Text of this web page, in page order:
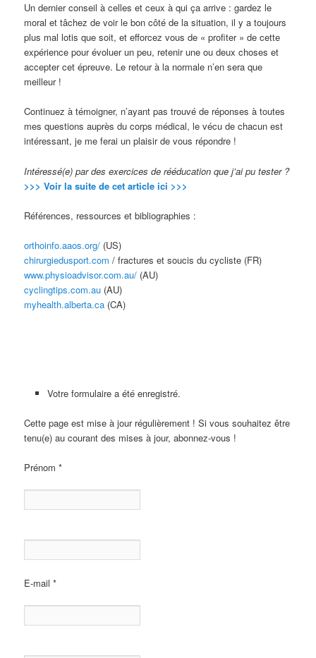
Un dernier conseil à celles et ceux à qui ça arrive : gardez le
moral et tâchez de voir le bon côté de la situation, il y a toujours
plus mal lotis que soit, et efforcez vous de « profiter » de cette
expérience pour évoluer un peu, retenir une ou deux choses et
accepter cet épreuve. Le retour à la normale n’en sera que
meilleur !
Continuez à témoigner, n’ayant pas trouvé de réponses à toutes
mes questions auprès du corps médical, le vécu de chacun est
intéressant, je me ferai un plaisir de vous répondre !
Intéressé(e) par des exercices de rééducation que j’ai pu tester ?
>>> Voir la suite de cet article ici >>>
Références, ressources et bibliographies :
orthoinfo.aaos.org/ (US)
chirurgiedusport.com / fractures et soucis du cycliste (FR)
www.physioadvisor.com.au/ (AU)
cyclingtips.com.au (AU)
myhealth.alberta.ca (CA)
Votre formulaire a été enregistré.
Cette page est mise à jour régulièrement ! Si vous souhaitez être
tenu(e) au courant des mises à jour, abonnez-vous !
Prénom*
E-mail*